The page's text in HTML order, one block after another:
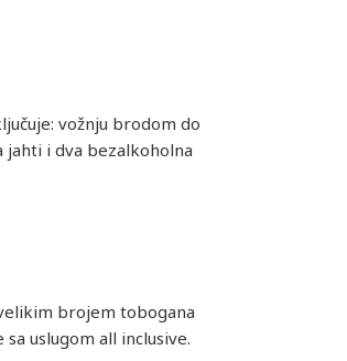
vožnju brodom do
jahti i dva bezalkoholna
brojem tobogana
uslugom all inclusive.